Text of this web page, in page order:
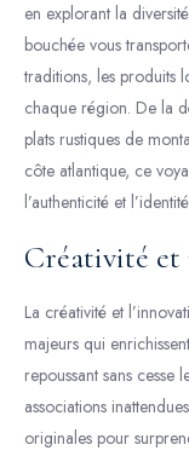
en explorant la
bouchée vous
traditions, les produits
chaque région. De la
plats rustiques de
côte atlantique, ce
l’authenticité et
Créativité et
La créativité et
majeurs qui
repoussant sans cesse
associations
originales pour